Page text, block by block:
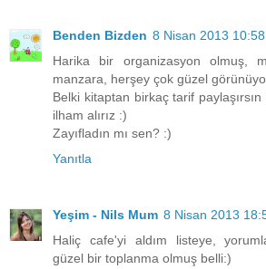
Benden Bizden 8 Nisan 2013 10:58
Harika bir organizasyon olmuş,
manzara, herşey çok güzel
Belki kitaptan birkaç tarif
ilham alırız :)
Zayıfladın mı sen? :)
Yanıtla
Yeşim - Nils Mum 8 Nisan 2013
Haliç cafe'yi aldım listeye,
güzel bir toplanma olmuş belli:)